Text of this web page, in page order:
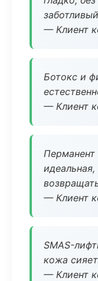
— Клиент
Ботокс и
— Клиент
— Клиент
SMAS-
кожа
— Клиент